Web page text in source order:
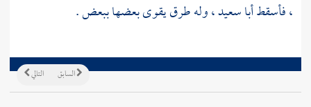
، فأسقطأبا سعيد، وله طرق يقوى بعضها ببعض .
التالي السابق